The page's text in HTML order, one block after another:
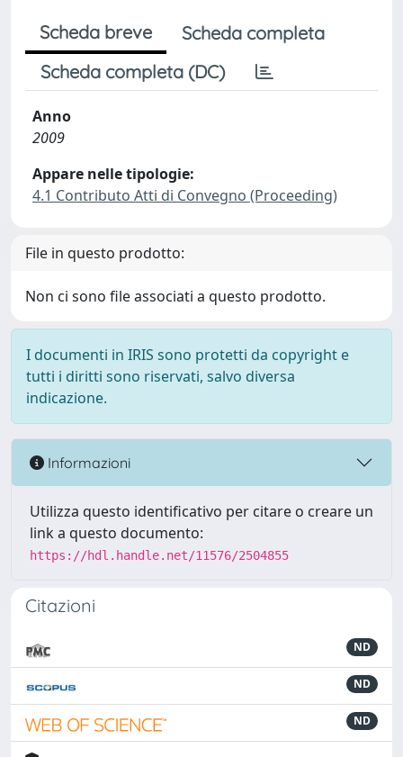
Scheda breve
Scheda completa
Scheda completa (DC)
Anno
2009
Appare nelle tipologie:
4.1 Contributo Atti di Convegno (Proceeding)
File in questo prodotto:
Non ci sono file associati a questo prodotto.
I documenti in IRIS sono protetti da copyright e
tutti i diritti sono riservati, salvo diversa
indicazione.
Informazioni
Utilizza questo identificativo per citare o creare un
link a questo documento:
https://hdl.handle.net/11576/2504855
Citazioni
ND
ND
ND